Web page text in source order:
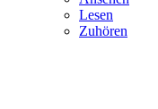
Lesen
Zuhören